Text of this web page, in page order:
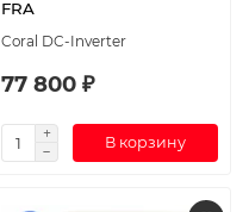
FRA
Coral DC-Inverter
77 800 ₽
В корзину